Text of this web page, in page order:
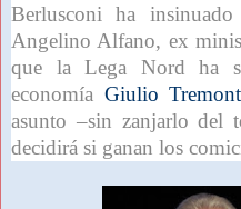
Berlusconi ha
Angelino Alfano, ex
que la Lega Nord ha
economía Giulio
asunto –sin zanjarlo del
decidirá si ganan los